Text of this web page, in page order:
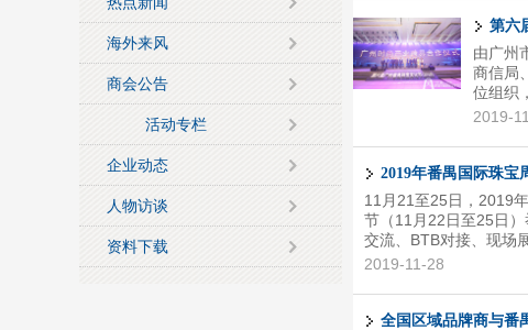
海外来风
商会公告
活动专栏
企业动态
人物访谈
资料下载
第六
由广州
商信局
位组织
玉石质
（2019
幕。广
导，
业代表
2019-
2019年番禺国际珠宝
11月21至25日，2019
节（11月22日至25日
交流、BTB对接、现场
塘珠宝小镇及钻汇广场
2019-11-28
全国区域品牌商与番